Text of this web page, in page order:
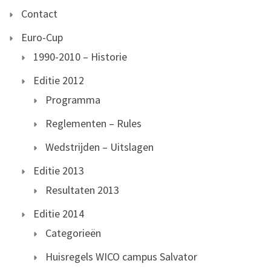
Contact
Euro-Cup
1990-2010 – Historie
Editie 2012
Programma
Reglementen – Rules
Wedstrijden – Uitslagen
Editie 2013
Resultaten 2013
Editie 2014
Categorieën
Huisregels WICO campus Salvator